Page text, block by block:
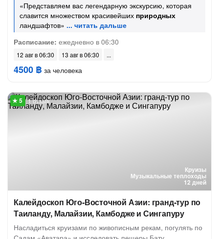
«Представляем вас легендарную экскурсию, которая
славится множеством красивейших природных
ландшафтов»
Расписание: ежедневно в 06:30
12 авг в 06:30 13 авг в 06:30
4500 ฿ за человека
Круизы
Музыкальные теплоходы
12 дней
1 отзыв
Калейдоскоп Юго-Восточной Азии: гранд-тур по
Таиланду, Малайзии, Камбодже и Сингапуру
Насладиться круизами по живописным рекам, погулять по